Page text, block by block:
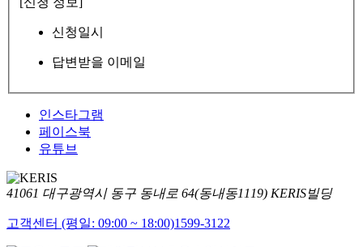
신청일시
답변받을 이메일
인스타그램
페이스북
유튜브
41061 대구광역시 동구 동내로 64(동내동1119) KERIS빌딩
고객센터 (평일: 09:00 ~ 18:00)1599-3122